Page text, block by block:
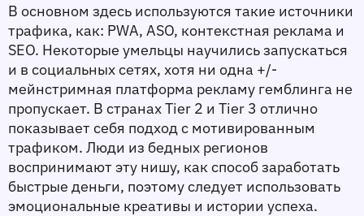
В основном здесь используются такие источники
трафика, как: PWA, ASO, контекстная реклама и
SEO. Некоторые умельцы научились запускаться
и в социальных сетях, хотя ни одна +/-
мейнстримная платформа рекламу гемблинга не
пропускает. В странах Tier 2 и Tier 3 отлично
показывает себя подход с мотивированным
трафиком. Люди из бедных регионов
воспринимают эту нишу, как способ заработать
быстрые деньги, поэтому следует использовать
эмоциональные креативы и истории успеха.